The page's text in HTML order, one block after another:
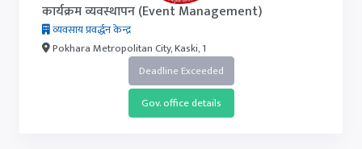
कार्यक्रम व्यवस्थापन (Event Management)
व्यवसाय प्रवर्द्धन केन्द्र
Pokhara Metropolitan City, Kaski, 1
Deadline Exceeded
Gov. office details